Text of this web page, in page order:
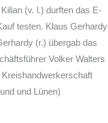
(v. l.) durften das E-
testen. Klaus Gerhardy
(r.) übergab das
Volker Walters
Kreishandwerkerschaft
und Lünen)